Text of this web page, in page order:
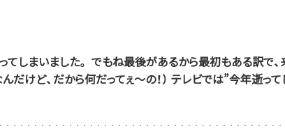
しまいました。 でもね最後があるから最初もある訳で
だけど、だから何だってぇ～の！） テレビでは”今年逝って